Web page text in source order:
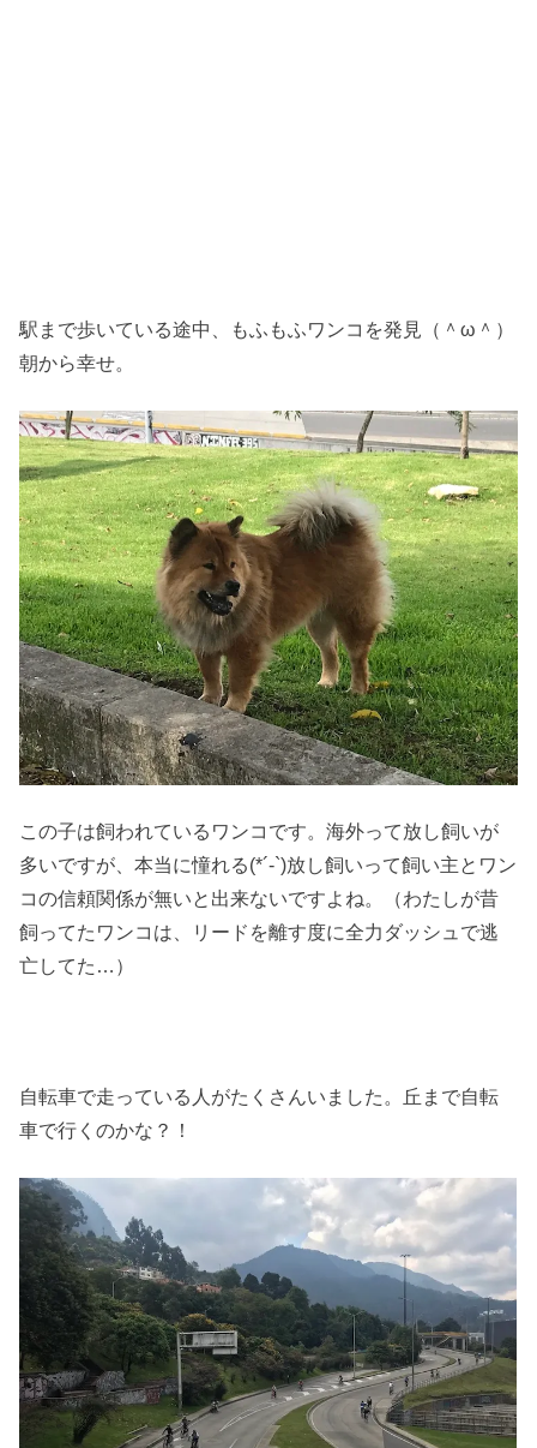
駅まで歩いている途中、もふもふワンコを発見（＾ω＾）
朝から幸せ。
この子は飼われているワンコです。海外って放し飼いが
多いですが、本当に憧れる(*´-`)放し飼いって飼い主とワン
コの信頼関係が無いと出来ないですよね。（わたしが昔
飼ってたワンコは、リードを離す度に全力ダッシュで逃
亡してた…）
自転車で走っている人がたくさんいました。丘まで自転
車で行くのかな？！